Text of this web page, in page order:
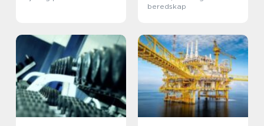
beredskap